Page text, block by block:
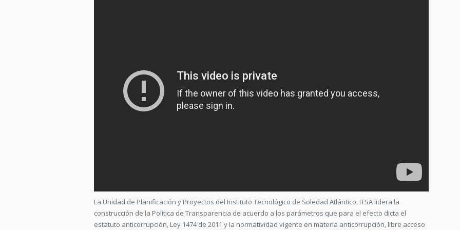
La Unidad de Planificación y Proyectos del Instituto Tecnológico de Soledad Atlántico, ITSA lidera la
construcción de la Política de Transparencia de acuerdo a los parámetros que para el efecto dicta el
estatuto anticorrupción, Ley 1474 de 2011 y la normatividad vigente en materia anticorrupción, libre acceso